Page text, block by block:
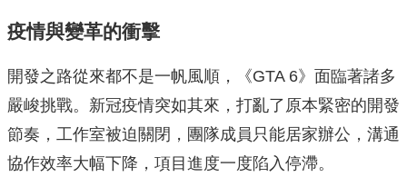
疫情與變革的衝擊
開發之路從來都不是一帆風順，《GTA 6》面臨著諸多
嚴峻挑戰。新冠疫情突如其來，打亂了原本緊密的開發
節奏，工作室被迫關閉，團隊成員只能居家辦公，溝通
協作效率大幅下降，項目進度一度陷入停滯。